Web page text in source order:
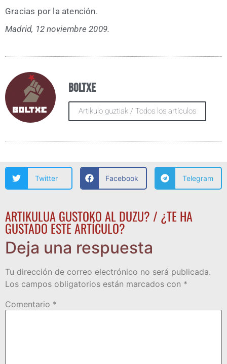
Gra­cias por la atención.
Madrid, 12 noviem­bre 2009.
Boltxe
Artikulo guztiak / Todos los artículos
Twitter Facebook Telegram
ARTIKULUA GUSTOKO AL DUZU? / ¿TE HA
GUSTADO ESTE ARTÍCULO?
Deja una respuesta
Tu dirección de correo electrónico no será publicada.
Los campos obligatorios están marcados con *
Comentario *